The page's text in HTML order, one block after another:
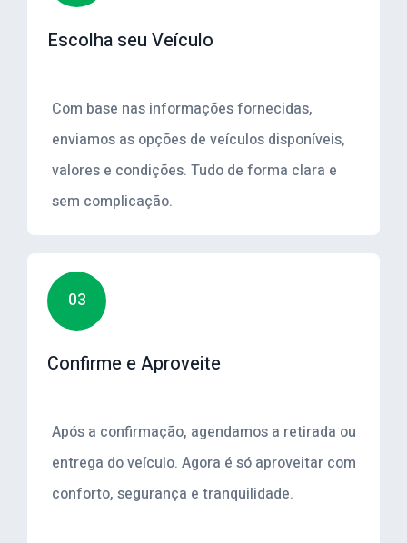
Escolha seu Veículo
Com base nas informações fornecidas,
enviamos as opções de veículos disponíveis,
valores e condições. Tudo de forma clara e
sem complicação.
03
Confirme e Aproveite
Após a confirmação, agendamos a retirada ou
entrega do veículo. Agora é só aproveitar com
conforto, segurança e tranquilidade.